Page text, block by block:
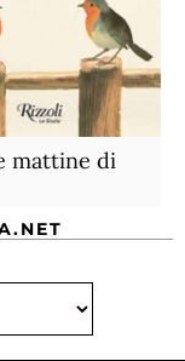
mattine di